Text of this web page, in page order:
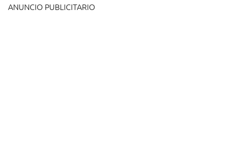
ANUNCIO PUBLICITARIO